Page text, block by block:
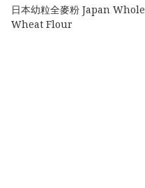
日本幼粒全麥粉 Japan Whole
Wheat Flour